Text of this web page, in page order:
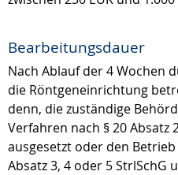
Bearbeitungsdauer
Nach Ablauf der 4 Wochen
die Röntgeneinrichtung
denn, die zuständige
Verfahren nach § 20 Absatz
ausgesetzt oder den Betrieb
Absatz 3, 4 oder 5 StrlSchG